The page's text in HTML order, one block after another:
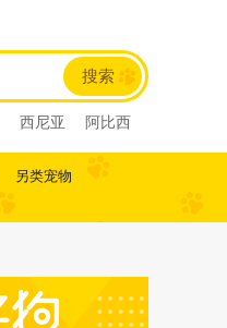
搜索
西尼亚
阿比西
另类宠物